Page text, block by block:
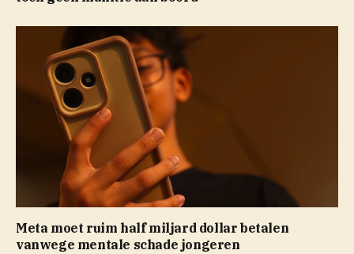
Meta moet ruim half miljard dollar betalen
vanwege mentale schade jongeren